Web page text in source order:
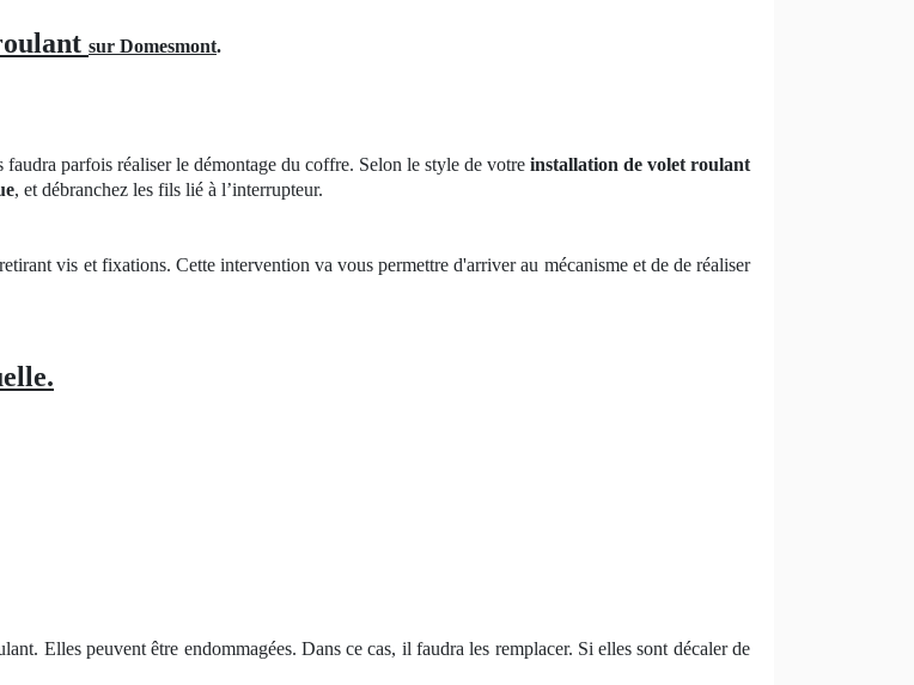
sur Domesmont.
parfois réaliser le démontage du coffre. Selon le style de votre installation de volet roulant
, et débranchez les fils lié à l’interrupteur.
vis et fixations. Cette intervention va vous permettre d'arriver au mécanisme et de de réaliser
Elles peuvent être endommagées. Dans ce cas, il faudra les remplacer. Si elles sont décaler de